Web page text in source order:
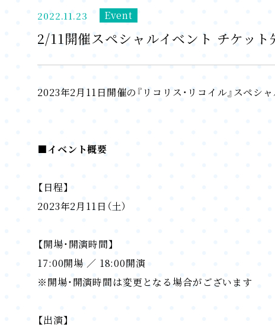
2022.11.23 Event
2/11開催スペシャルイベント チケッ
2023年2月11日開催の『リコリス・リコイル』スペシ
■イベント概要
【日程】
2023年2月11日（土）
【開場・開演時間】
17:00開場 ／ 18:00開演
※開場・開演時間は変更となる場合がございます
【出演】